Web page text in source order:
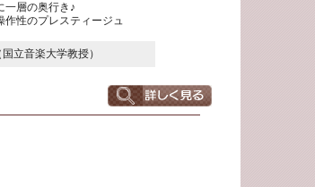
一層の奥行き♪
作性のプレスティージュ
立音楽大学教授）